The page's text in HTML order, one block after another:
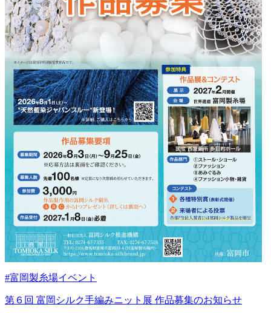
#富岡製糸場イベント
第６回 富岡シルク手編みニット展 作品募集のお知らせ